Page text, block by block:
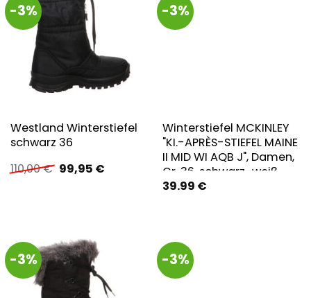
-3%
Westland Winterstiefel
schwarz 36
110,00€ Ursprünglicher
Preis
99,95 €Aktueller
-3%
Winterstiefel MCKINLEY
"KI.-APRÈS-STIEFEL MAINE
II MID WI AQB J", Damen,
Gr. 36, schwarz-weiß
(schwarz night,
Winterboots,
Snowboots,
wasserabweisend
39.99 €
-3% -3%